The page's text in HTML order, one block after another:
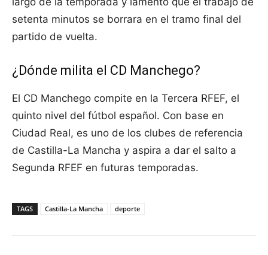
setenta minutos se borrara en el tramo final del
partido de vuelta.
¿Dónde milita el CD Manchego?
El CD Manchego compite en la Tercera RFEF, el
quinto nivel del fútbol español. Con base en
Ciudad Real, es uno de los clubes de referencia
de Castilla-La Mancha y aspira a dar el salto a
Segunda RFEF en futuras temporadas.
TAGS Castilla-La Mancha deporte